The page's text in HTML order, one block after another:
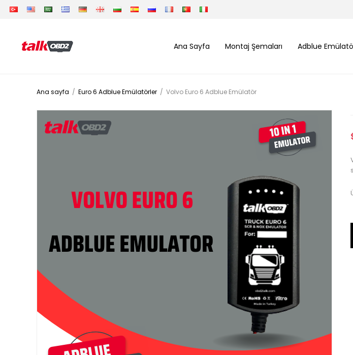
Ana Sayfa Montaj Şemaları Adblue
Ana sayfa / Euro 6 Adblue Emülatörler / Volvo Euro 6 Adblue Emülatör